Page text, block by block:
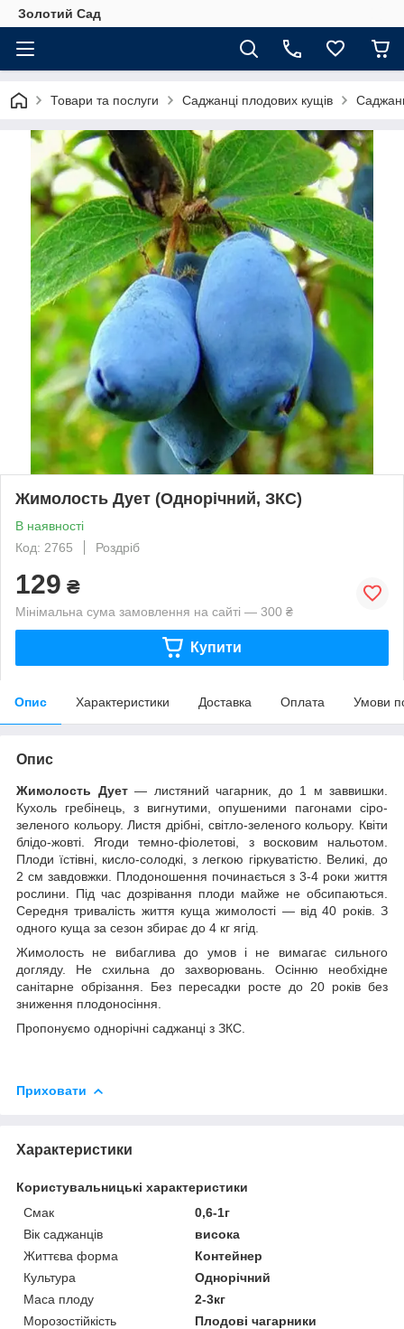
Золотий Сад
Товари та послуги Саджанці плодових кущів
Жимолость Дует (Однорічний, ЗКС)
В наявності
Код: 2765
Роздріб
129 ₴
Мінімальна сума замовлення на сайті — 300 ₴
Купити
Опис Характеристики Доставка Оплата Умови
Опис
Жимолость Дует— листяний чагарник, до 1 м заввишки.
Кухоль гребінець, з вигнутими, опушеними пагонами сіро-
зеленого кольору. Листя дрібні, світло-зеленого кольору. Квіти
блідо-жовті. Ягоди темно-фіолетові, з восковим нальотом.
Плоди їстівні, кисло-солодкі, з легкою гіркуватістю. Великі, до
2 см завдовжки. Плодоношення починається з 3-4 роки життя
рослини. Під час дозрівання плоди майже не обсипаються.
Середня тривалість життя куща жимолості — від 40 років. З
одного куща за сезон збирає до 4 кг ягід.
Жимолость не вибаглива до умов і не вимагає сильного
догляду. Не схильна до захворювань. Осінню необхідне
санітарне обрізання. Без пересадки росте до 20 років без
зниження плодоносіння.
Пропонуємо однорічні саджанці з ЗКС.
Приховати
Характеристики
Користувальницькі характеристики
Смак
0,6-1г
Вік саджанців
висока
Життєва форма
Контейнер
Культура
Однорічний
Маса плоду
2-3кг
Морозостійкість
Плодові чагарники